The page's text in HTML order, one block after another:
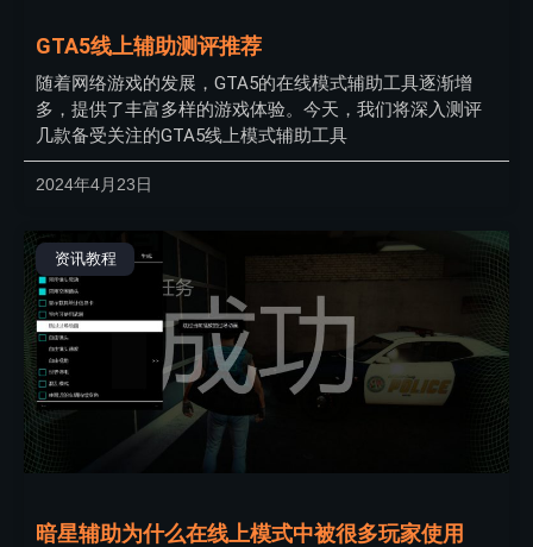
GTA5线上辅助测评推荐
随着网络游戏的发展，GTA5的在线模式辅助工具逐渐增
多，提供了丰富多样的游戏体验。今天，我们将深入测评
几款备受关注的GTA5线上模式辅助工具
2024年4月23日
资讯教程
暗星辅助为什么在线上模式中被很多玩家使用